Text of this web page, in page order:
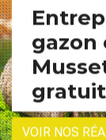
gazon
VOIR NOS